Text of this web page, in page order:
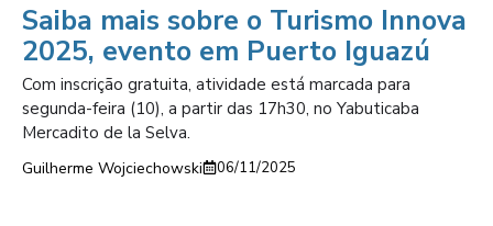
Saiba mais sobre o Turismo Innova
2025, evento em Puerto Iguazú
Com inscrição gratuita, atividade está marcada para
segunda-feira (10), a partir das 17h30, no Yabuticaba
Mercadito de la Selva.
Guilherme Wojciechowski 06/11/2025